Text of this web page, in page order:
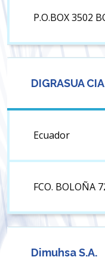
P.O.BOX 3502
DIGRASUA
Ecuador
FCO. BOLOÑA
Dimuhsa S.A.